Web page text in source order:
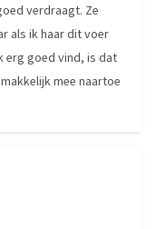
verdraagt. Ze
als ik haar dit voer
erg goed vind, is dat
mee naartoe